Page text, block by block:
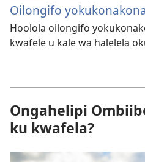
Oilongifo
Hoolola oilongifo
kwafele u kale wa halelela
Ongahelipi
ku kwafela?